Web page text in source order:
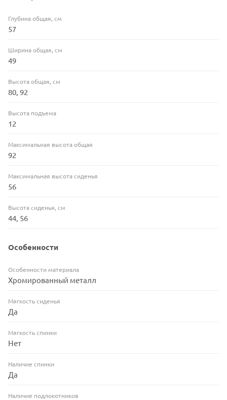
Глубина общая, см
57
Ширина общая, см
49
Высота общая, см
80, 92
Высота подъема
12
Максимальная высота общая
92
Максимальная высота сиденья
56
Высота сиденья, см
44, 56
Особенности
Особенности материала
Хромированный металл
Мягкость сиденья
Да
Мягкость спинки
Нет
Наличие спинки
Да
Наличие подлокотников